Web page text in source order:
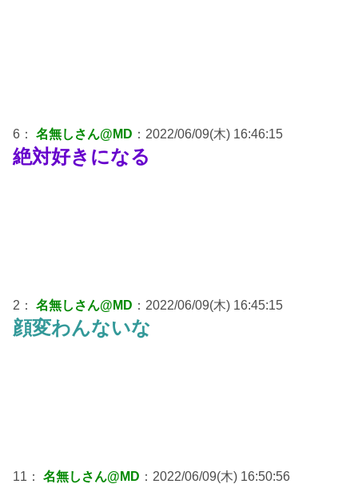
6： 名無しさん@MD ：2022/06/09(木) 16:46:15
絶対好きになる
2： 名無しさん@MD ：2022/06/09(木) 16:45:15
顔変わんないな
11： 名無しさん@MD ：2022/06/09(木) 16:50:56